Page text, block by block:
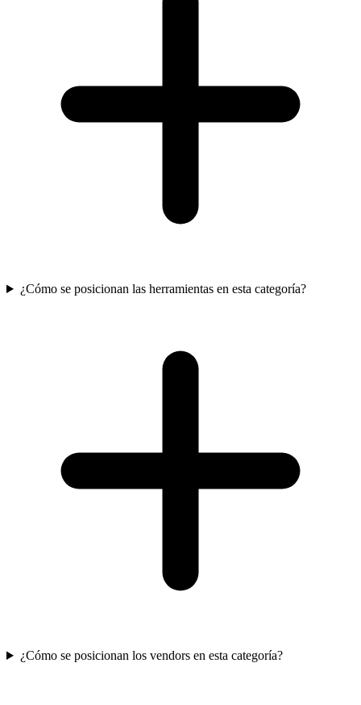
¿Cómo se posicionan las herramientas en esta categoría?
¿Cómo se posicionan los vendors en esta categoría?